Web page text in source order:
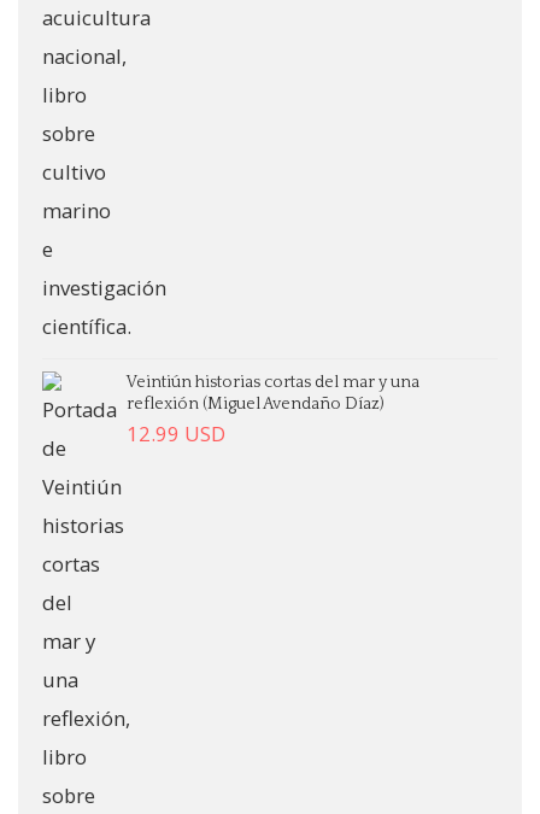
Veintiún historias cortas del mar y una
reflexión (Miguel Avendaño Díaz)
12.99 USD